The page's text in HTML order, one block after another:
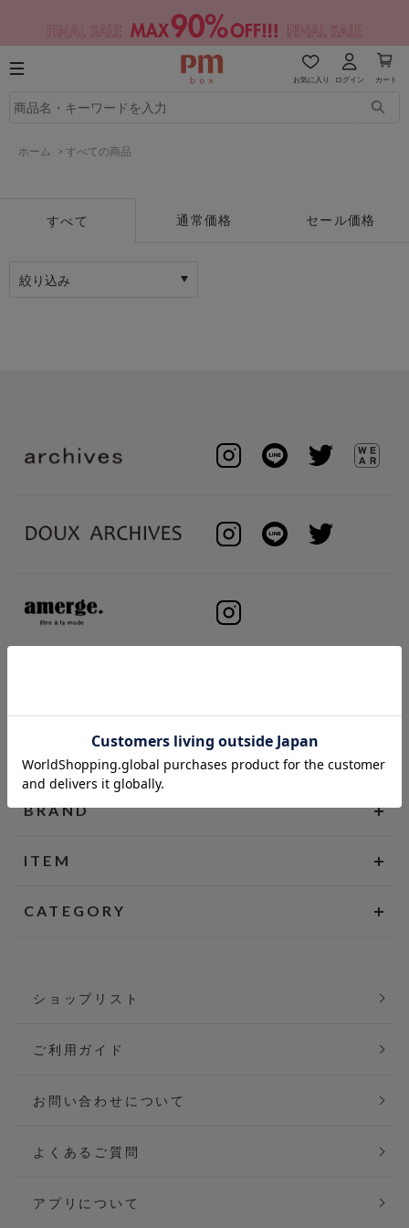
お気に入り ログイン カート
ホーム > すべての商品
すべて 通常価格 セール価格
絞り込み
BRAND
ITEM
CATEGORY
ショップリスト
ご利用ガイド
お問い合わせについて
よくあるご質問
アプリについて